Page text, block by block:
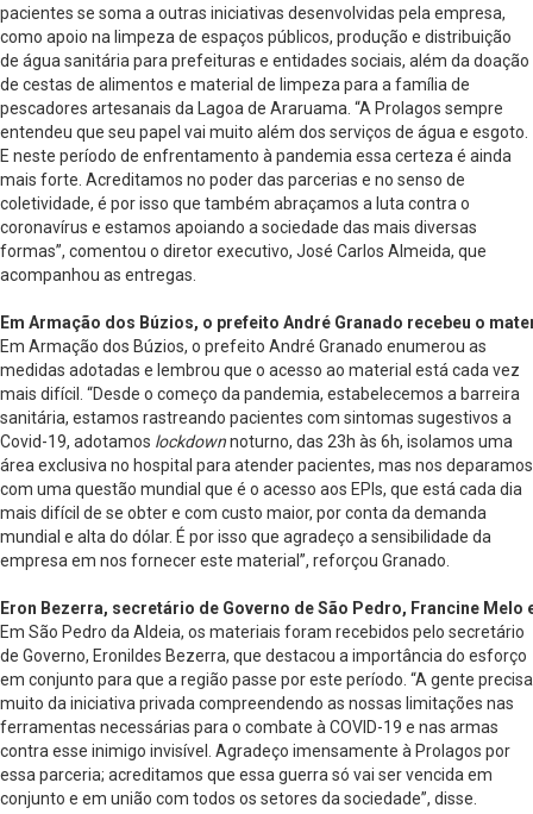
pacientes se soma a outras iniciativas desenvolvidas pela empresa,
como apoio na limpeza de espaços públicos, produção e distribuição
de água sanitária para prefeituras e entidades sociais, além da doação
de cestas de alimentos e material de limpeza para a família de
pescadores artesanais da Lagoa de Araruama. “A Prolagos sempre
entendeu que seu papel vai muito além dos serviços de água e esgoto.
E neste período de enfrentamento à pandemia essa certeza é ainda
mais forte. Acreditamos no poder das parcerias e no senso de
coletividade, é por isso que também abraçamos a luta contra o
coronavírus e estamos apoiando a sociedade das mais diversas
formas”, comentou o diretor executivo, José Carlos Almeida, que
acompanhou as entregas.
Em Armação dos Búzios, o prefeito André Granado recebeu o
Em Armação dos Búzios, o prefeito André Granado enumerou as
medidas adotadas e lembrou que o acesso ao material está cada vez
mais difícil. “Desde o começo da pandemia, estabelecemos a barreira
sanitária, estamos rastreando pacientes com sintomas sugestivos a
Covid-19, adotamos lockdownnoturno, das 23h às 6h, isolamos uma
área exclusiva no hospital para atender pacientes, mas nos deparamos
com uma questão mundial que é o acesso aos EPIs, que está cada dia
mais difícil de se obter e com custo maior, por conta da demanda
mundial e alta do dólar. É por isso que agradeço a sensibilidade da
empresa em nos fornecer este material”, reforçou Granado.
Eron Bezerra, secretário de Governo de São Pedro, Francine Melo
Em São Pedro da Aldeia, os materiais foram recebidos pelo secretário
de Governo, Eronildes Bezerra, que destacou a importância do esforço
em conjunto para que a região passe por este período. “A gente precisa
muito da iniciativa privada compreendendo as nossas limitações nas
ferramentas necessárias para o combate à COVID-19 e nas armas
contra esse inimigo invisível. Agradeço imensamente à Prolagos por
essa parceria; acreditamos que essa guerra só vai ser vencida em
conjunto e em união com todos os setores da sociedade”, disse.